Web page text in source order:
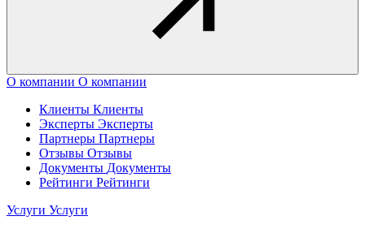
О компании О компании
Клиенты Клиенты
Эксперты Эксперты
Партнеры Партнеры
Отзывы Отзывы
Документы Документы
Рейтинги Рейтинги
Услуги Услуги